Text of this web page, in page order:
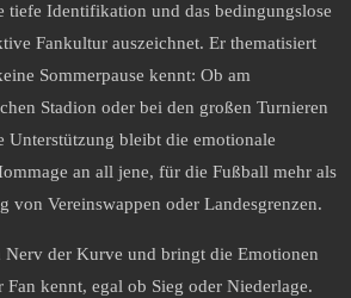
tiefe Identifikation und das bedingungslose
Fankultur auszeichnet. Er thematisiert
Sommerpause kennt: Ob am
Stadion oder bei den großen Turnieren
Unterstützung bleibt die emotionale
an all jene, für die Fußball mehr als
von Vereinswappen oder Landesgrenzen.
Nerv der Kurve und bringt die Emotionen
kennt, egal ob Sieg oder Niederlage.